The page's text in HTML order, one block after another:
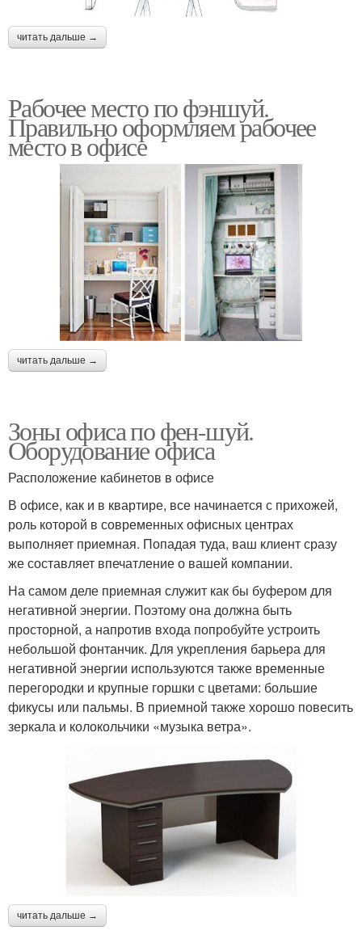
читать дальше →
Рабочее место по фэншуй.
Правильно оформляем рабочее
место в офисе
читать дальше →
Зоны офиса по фен-шуй.
Оборудование офиса
Расположение кабинетов в офисе
В офисе, как и в квартире, все начинается с прихожей,
роль которой в современных офисных центрах
выполняет приемная. Попадая туда, ваш клиент сразу
же составляет впечатление о вашей компании.
На самом деле приемная служит как бы буфером для
негативной энергии. Поэтому она должна быть
просторной, а напротив входа попробуйте устроить
небольшой фонтанчик. Для укрепления барьера для
негативной энергии используются также временные
перегородки и крупные горшки с цветами: большие
фикусы или пальмы. В приемной также хорошо повесить
зеркала и колокольчики «музыка ветра».
читать дальше →